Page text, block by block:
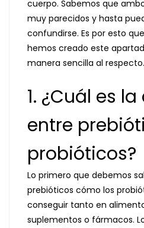
cuerpo. Sabemos que
muy parecidos y hasta
confundirse. Es por esto
hemos creado este
manera sencilla al respecto.
1. ¿Cuál es
entre
probióticos?
Lo primero que debemos
prebióticos cómo los
conseguir tanto en
suplementos o fármacos.